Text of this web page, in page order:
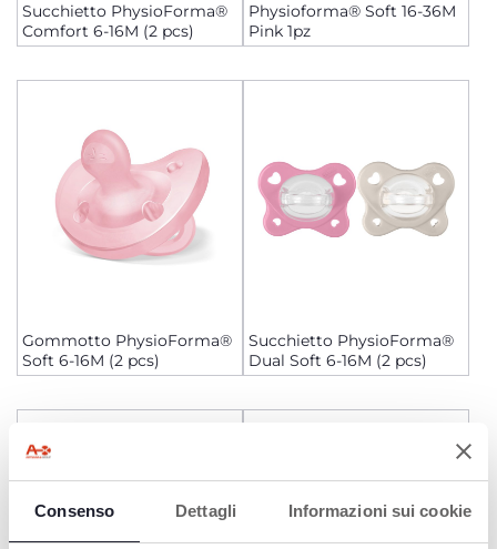
Consenso Dettagli Informazioni sui cookie
Succhietto PhysioForma®
Comfort 6-16M (2 pcs)
Physioforma® Soft 16-36M
Pink 1pz
Gommotto PhysioForma®
Soft 6-16M (2 pcs)
Succhietto PhysioForma®
Dual Soft 6-16M (2 pcs)